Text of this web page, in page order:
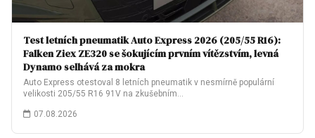
Test letních pneumatik Auto Express 2026 (205/55 R16):
Falken Ziex ZE320 se šokujícím prvním vítězstvím, levná
Dynamo selhává za mokra
Auto Express otestoval 8 letních pneumatik v nesmírně populární
velikosti 205/55 R16 91V na zkušebním…
07.08.2026